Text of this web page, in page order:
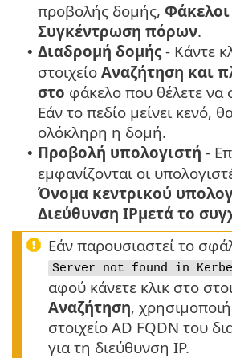
προβολής δομής, Φάκελοι
Συγκέντρωση πόρων.
• Διαδρομή δομής - Κάντε
στοιχείο Αναζήτηση και
στο φάκελο που θέλετε να
Εάν το πεδίο μείνει κενό,
ολόκληρη η δομή.
• Προβολή υπολογιστή -
εμφανίζονται οι
Όνομα κεντρικού
Διεύθυνση IPμετά το
Εάν παρουσιαστεί το
Server not found in
αφού κάνετε κλικ στο
Αναζήτηση,
στοιχείο AD FQDN του
για τη διεύθυνση IP.